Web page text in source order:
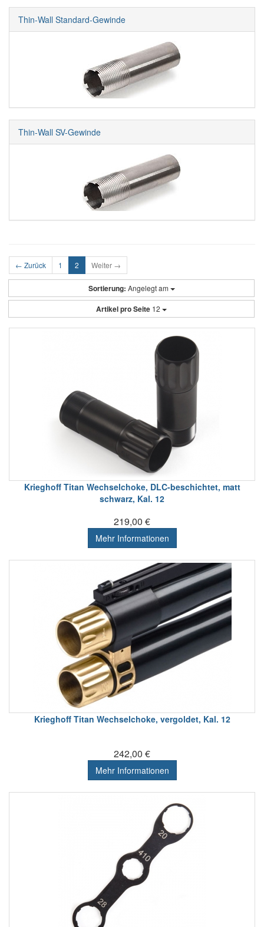
Thin-Wall Standard-Gewinde
Thin-Wall SV-Gewinde
← Zurück 1 2 Weiter →
Sortierung: Angelegt am
Artikel pro Seite 12
Krieghoff Titan Wechselchoke, DLC-beschichtet, matt
schwarz, Kal. 12
219,00 €
Mehr Informationen
Krieghoff Titan Wechselchoke, vergoldet, Kal. 12
242,00 €
Mehr Informationen